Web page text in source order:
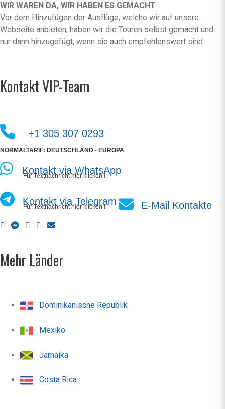
WIR WAREN DA, WIR HABEN ES GEMACHT
Vor dem Hinzufügen der Ausflüge, welche wir auf unsere
Webseite anbieten, haben wir die Touren selbst gemacht und
nur dann hinzugefügt, wenn sie auch empfehlenswert sind.
Kontakt VIP-Team
+1 305 307 0293
NORMALTARIF: DEUTSCHLAND - EUROPA
Kontakt via WhatsApp
Für Textnachricht hier klicken !
Kontakt via Telegram
Für Textnachricht hier klicken ! E-Mail Kontakte
Mehr Länder
Dominikanische Republik
Mexiko
Jamaika
Costa Rica